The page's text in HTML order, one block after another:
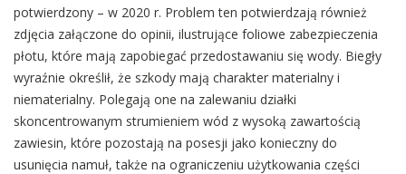
potwierdzony – w 2020 r. Problem ten potwierdzają również
zdjęcia załączone do opinii, ilustrujące foliowe zabezpieczenia
płotu, które mają zapobiegać przedostawaniu się wody. Biegły
wyraźnie określił, że szkody mają charakter materialny i
niematerialny. Polegają one na zalewaniu działki
skoncentrowanym strumieniem wód z wysoką zawartością
zawiesin, które pozostają na posesji jako konieczny do
usunięcia namuł, także na ograniczeniu użytkowania części